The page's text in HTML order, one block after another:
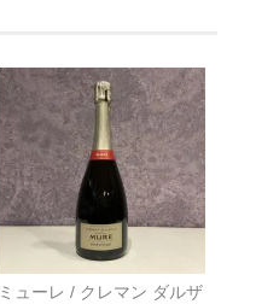
ミューレ / クレマン ダルザ